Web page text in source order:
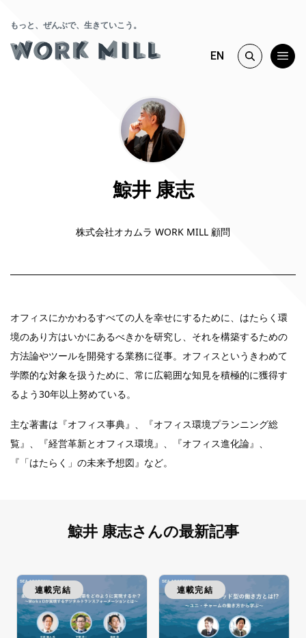
もっと、ぜんぶで、生きていこう。
EN
鯨井 康志
株式会社オカムラ WORK MILL 顧問
オフィスにかかわるすべての人を幸せにするために、はたらく環
境のあり方はいかにあるべきかを研究し、それを構築するための
方法論やツールを開発する業務に従事。オフィスというきわめて
学際的な対象を扱うために、常に広範囲な知見を積極的に獲得す
るよう30年以上努めている。
主な著書は『オフィス事典』、『オフィス環境プランニング総
覧』、『経営革新とオフィス環境』、『オフィス進化論』、
『「はたらく」の未来予想図』など。
鯨井 康志さんの最新記事
連載完結 連載完結